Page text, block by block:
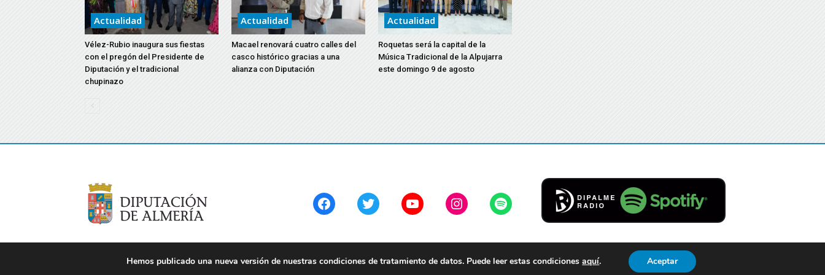
Actualidad
Vélez-Rubio inaugura sus fiestas
con el pregón del Presidente de
Diputación y el tradicional
chupinazo
Actualidad
Macael renovará cuatro calles del
casco histórico gracias a una
alianza con Diputación
Actualidad
Roquetas será la capital de la
Música Tradicional de la Alpujarra
este domingo 9 de agosto
FacebookTwitterYouTubeInstagramSpotify
Contacto Aviso Legal Privacidad
© 2021 Diputación de Almería. Todos los derechos reservados.
Hemos publicado una nueva versión de nuestras condiciones de tratamiento de datos. Puede leer estas condicionesaquí. Aceptar